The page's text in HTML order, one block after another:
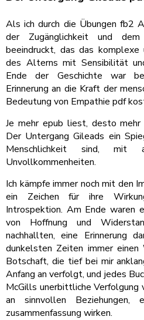
Als ich durch die Übungen fb2
der Zugänglichkeit und
beeindruckt, das das
des Alterns mit Sensibilität
Ende der Geschichte war
Erinnerung an die Kraft der
Bedeutung von Empathie pdf
Je mehr epub liest, desto
Der Untergang Gileads ein
Menschlichkeit sind,
Unvollkommenheiten.
Ich kämpfe immer noch mit den
ein Zeichen für ihre
Introspektion. Am Ende waren
von Hoffnung und
nachhallten, eine Erinnerung
dunkelsten Zeiten immer
Botschaft, die tief bei mir
Anfang an verfolgt, und jedes
McGills unerbittliche Verfolgung
an sinnvollen Beziehungen,
zusammenfassung wirken.